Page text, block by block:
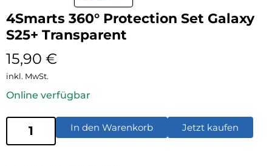
4Smarts 360° Protection Set Galaxy
S25+ Transparent
15,90 €
inkl. MwSt.
Online verfügbar
In den Warenkorb Jetzt kaufen